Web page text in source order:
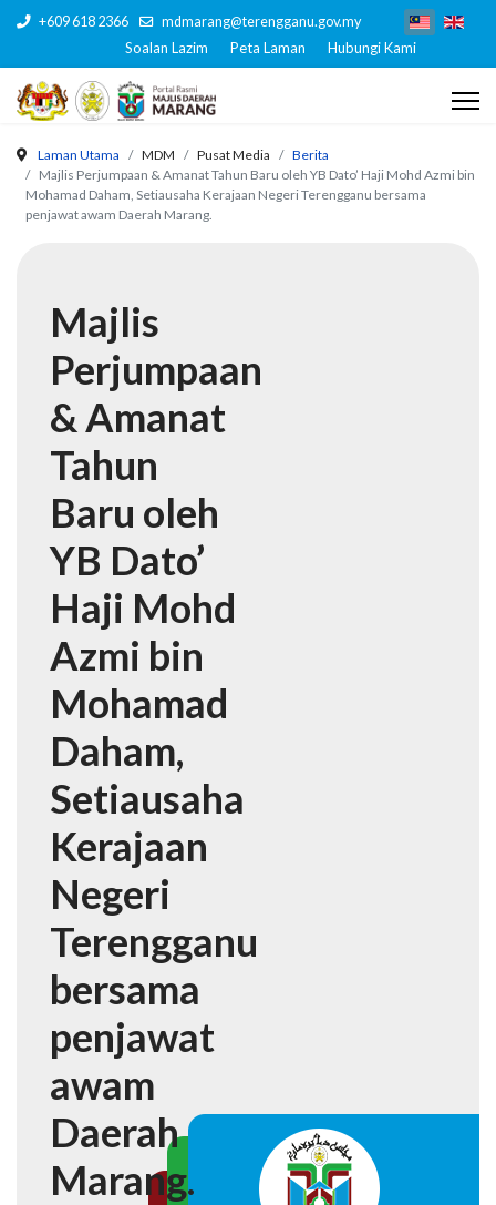
+609 618 2366 mdmarang@terengganu.gov.my
Soalan Lazim Peta Laman Hubungi Kami
Laman Utama MDM Pusat Media
Berita
Majlis Perjumpaan & Amanat Tahun Baru oleh YB Dato’ Haji Mohd Azmi bin
Mohamad Daham, Setiausaha Kerajaan Negeri Terengganu bersama
penjawat awam Daerah Marang.
Majlis
Perjumpaan
& Amanat
Tahun
Baru oleh
YB Dato’
Haji Mohd
Azmi bin
Mohamad
Daham,
Setiausaha
Kerajaan
Negeri
Terengganu
bersama
penjawat
awam
Daerah
Marang.